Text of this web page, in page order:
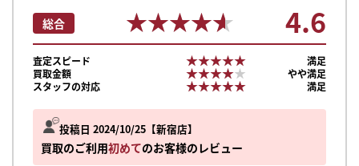
投稿日 2024/10/25 新宿店
買取のご利用初めてのお客様のレビュー
総合 ★★★★★
★★★★★ 4.6
査定スピード ★★★★★
★★★★★
満足
買取金額
★★★★★
★★★★★
やや満足
スタッフの対応
★★★★★
★★★★★ 満足